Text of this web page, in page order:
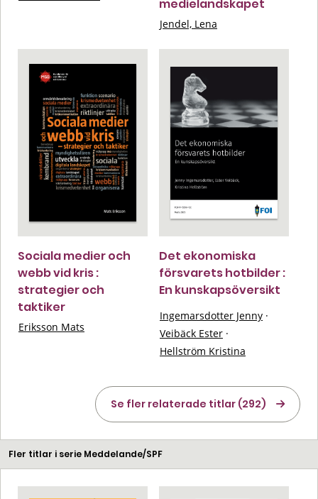
medielandskapet
Jendel, Lena
Sociala medier och
webb vid kris :
strategier och
taktiker
Eriksson Mats
Det ekonomiska
försvarets hotbilder :
En kunskapsöversikt
Ingemarsdotter Jenny ·
Veibäck Ester ·
Hellström Kristina
Se fler relaterade titlar (292)
Fler titlar i serie Meddelande/SPF